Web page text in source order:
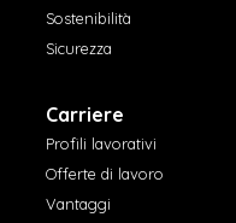
Sostenibilità
Sicurezza
Carriere
Profili lavorativi
Offerte di lavoro
Vantaggi